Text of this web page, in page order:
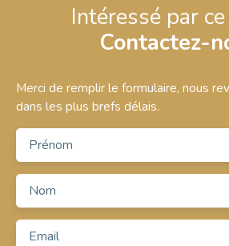
Intéressé par
Contactez-
Merci de remplir le formulaire, nous
dans les plus brefs délais.
Prénom
Nom
Email